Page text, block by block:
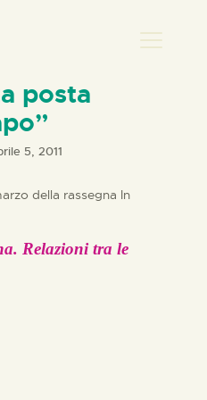
posta
5, 2011
della rassegna In
Relazioni tra le